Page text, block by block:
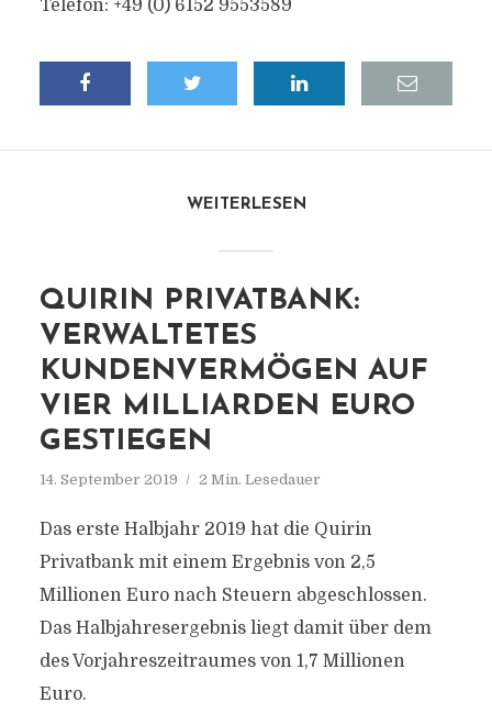
Telefon: +49 (0) 6152 9553589
WEITERLESEN
QUIRIN PRIVATBANK:
VERWALTETES
KUNDENVERMÖGEN AUF
VIER MILLIARDEN EURO
GESTIEGEN
14. September 2019 2 Min. Lesedauer
Das erste Halbjahr 2019 hat die Quirin
Privatbank mit einem Ergebnis von 2,5
Millionen Euro nach Steuern abgeschlossen.
Das Halbjahresergebnis liegt damit über dem
des Vorjahreszeitraumes von 1,7 Millionen
Euro.